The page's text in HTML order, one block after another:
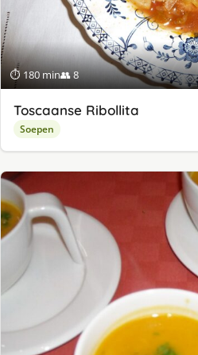
⏱ 180 min👥 8
Toscaanse Ribollita
Soepen